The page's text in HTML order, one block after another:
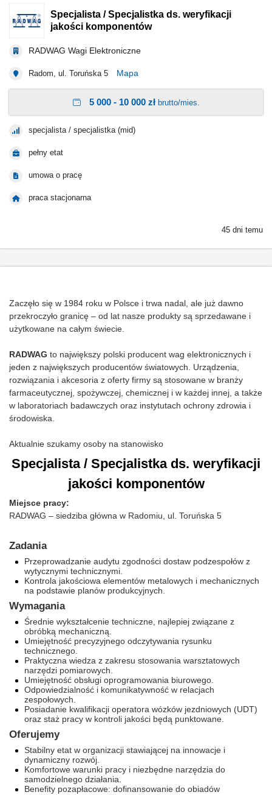
Specjalista / Specjalistka ds. weryfikacji
jakości komponentów
RADWAG Wagi Elektroniczne
Radom, ul. Toruńska 5 Mapa
5 000 - 10 000 złbrutto/mies.
specjalista / specjalistka (mid)
pełny etat
umowa o pracę
praca stacjonarna
45 dni temu
Zaczęło się w 1984 roku w Polsce i trwa nadal, ale już dawno
przekroczyło granicę – od lat nasze produkty są sprzedawane i
użytkowane na całym świecie.
RADWAG to największy polski producent wag elektronicznych i
jeden z największych producentów światowych. Urządzenia,
rozwiązania i akcesoria z oferty firmy są stosowane w branży
farmaceutycznej, spożywczej, chemicznej i w każdej innej, a także
w laboratoriach badawczych oraz instytutach ochrony zdrowia i
środowiska.
Aktualnie szukamy osoby na stanowisko
Specjalista / Specjalistka ds. weryfikacji
jakości komponentów
Miejsce pracy:
RADWAG – siedziba główna w Radomiu, ul. Toruńska 5
Zadania
Przeprowadzanie audytu zgodności dostaw podzespołów z
wytycznymi technicznymi.
Kontrola jakościowa elementów metalowych i mechanicznych
na podstawie planów produkcyjnych.
Wymagania
Średnie wykształcenie techniczne, najlepiej związane z
obróbką mechaniczną.
Umiejętność precyzyjnego odczytywania rysunku
technicznego.
Praktyczna wiedza z zakresu stosowania warsztatowych
narzędzi pomiarowych.
Umiejętność obsługi oprogramowania biurowego.
Odpowiedzialność i komunikatywność w relacjach
zespołowych.
Posiadanie kwalifikacji operatora wózków jezdniowych (UDT)
oraz staż pracy w kontroli jakości będą punktowane.
Oferujemy
Stabilny etat w organizacji stawiającej na innowacje i
dynamiczny rozwój.
Komfortowe warunki pracy i niezbędne narzędzia do
samodzielnego działania.
Benefity pozapłacowe: dofinansowanie do obiadów